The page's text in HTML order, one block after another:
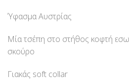
Ύφασμα Αυστρίας
Μία τσέπη στο στήθος κοφτή
σκούρο
Γιακάς soft collar